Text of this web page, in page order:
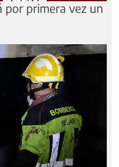
por primera vez un